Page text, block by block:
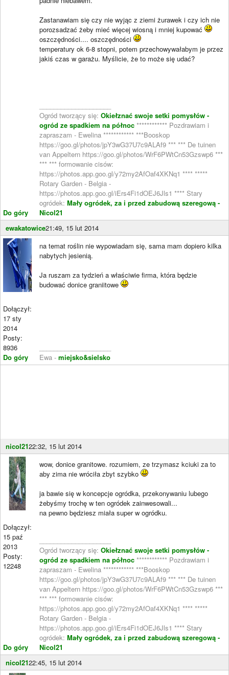
Do góry
Zastanawiam się czy nie wyjąc z ziemi żurawek i czy ich nie
porozsadzać żeby mieć więcej wiosną i mniej kupować
oszczędności.... oszczędności
temperatury ok 6-8 stopni, potem przechowywałabym je przez
jakiś czas w garażu. Myślicie, że to może się udać?
Ogród tworzący się: Okiełznać swoje setki pomysłów -
ogród ze spadkiem na północ ************ Pozdrawiam i
zapraszam - Ewelina ************ ***Booskop
https://goo.gl/photos/jpY3wG37U7c9ALAf9 *** *** De tuinen
van Appeltern https://goo.gl/photos/WrF6PWtCn53Gzswp6 ***
*** *** formowanie cisów:
https://photos.app.goo.gl/y72my2AfOaf4XKNq1 **** *****
Rotary Garden - Belgia -
https://photos.app.goo.gl/iErs4Fi1dOEJ6Jls1 **** Stary
ogródek: Mały ogródek, za i przed zabudową szeregową -
Nicol21
ewakatowice21:49, 15 lut 2014
Dołączył:
17 sty
2014
Posty:
8936
Do góry
na temat roślin nie wypowiadam się, sama mam dopiero kilka
nabytych jesienią.
Ja ruszam za tydzień a właściwie firma, która będzie
budować donice graniitowe
Ewa - miejsko&sielsko
nicol2122:32, 15 lut 2014
Dołączył:
15 paź
2013
Posty:
12248
Do góry
wow, donice granitowe. rozumiem, ze trzymasz kciuki za to
aby zima nie wróciła zbyt szybko
ja bawie się w koncepcje ogródka, przekonywaniu lubego
żebyśmy trochę w ten ogródek zainwesowali...
na pewno będziesz miała super w ogródku.
Ogród tworzący się: Okiełznać swoje setki pomysłów -
ogród ze spadkiem na północ ************ Pozdrawiam i
zapraszam - Ewelina ************ ***Booskop
https://goo.gl/photos/jpY3wG37U7c9ALAf9 *** *** De tuinen
van Appeltern https://goo.gl/photos/WrF6PWtCn53Gzswp6 ***
*** *** formowanie cisów:
https://photos.app.goo.gl/y72my2AfOaf4XKNq1 **** *****
Rotary Garden - Belgia -
https://photos.app.goo.gl/iErs4Fi1dOEJ6Jls1 **** Stary
ogródek: Mały ogródek, za i przed zabudową szeregową -
Nicol21
nicol2122:45, 15 lut 2014